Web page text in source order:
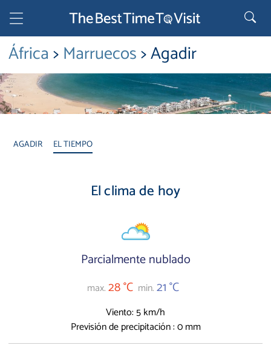
África>Marruecos> Agadir
AGADIR EL TIEMPO
El clima de hoy
Parcialmente nublado
max.28 °C min.21 °C
Viento: 5 km/h
Previsión de precipitación : 0 mm